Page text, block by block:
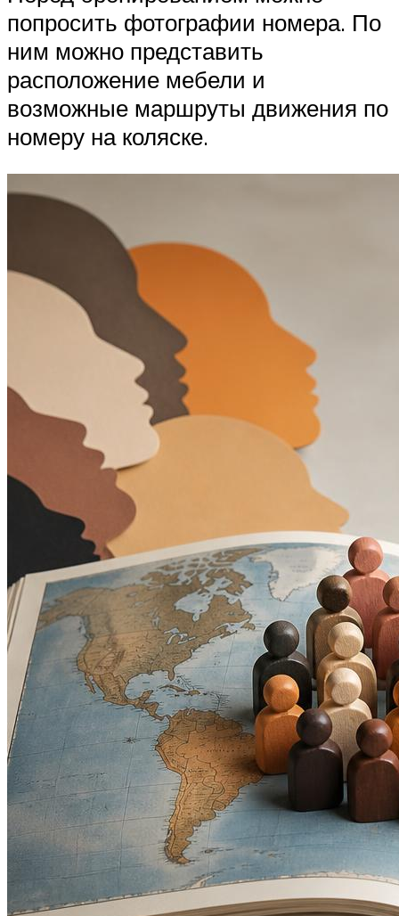
попросить фотографии номера. По
ним можно представить
расположение мебели и
возможные маршруты движения по
номеру на коляске.